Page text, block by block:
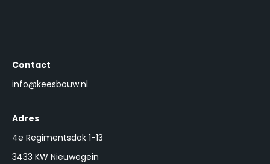
Contact
info@keesbouw.nl
Adres
4e Regimentsdok 1-13
3433 KW Nieuwegein